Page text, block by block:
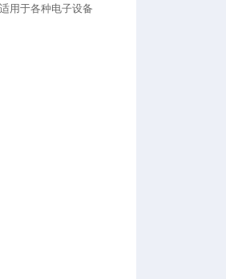
用于各种电子设备